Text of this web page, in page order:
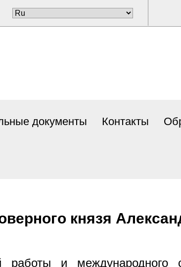
документы Контакты
князя
работы и международного